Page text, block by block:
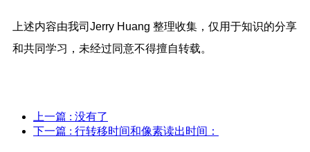
上述内容由我司Jerry Huang 整理收集，仅用于知识的分享
和共同学习，未经过同意不得擅自转载。
上一篇 : 没有了
下一篇 : 行转移时间和像素读出时间：